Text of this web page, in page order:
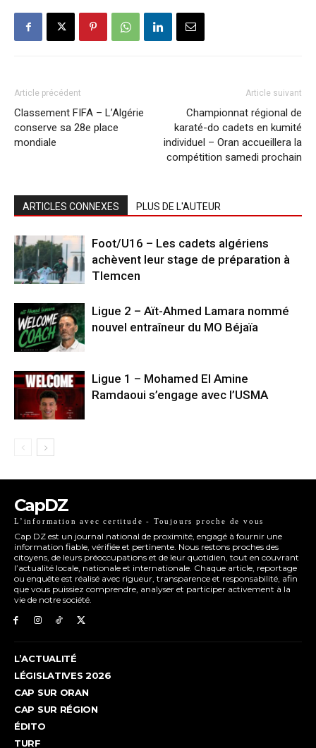
Article précédent
Classement FIFA – L’Algérie
conserve sa 28e place
mondiale
Article suivant
Championnat régional de
karaté-do cadets en kumité
individuel – Oran accueillera la
compétition samedi prochain
ARTICLES CONNEXES PLUS DE L'AUTEUR
Foot/U16 – Les cadets algériens
achèvent leur stage de préparation à
Tlemcen
Ligue 2 – Aït-Ahmed Lamara nommé
nouvel entraîneur du MO Béjaïa
Ligue 1 – Mohamed El Amine
Ramdaoui s’engage avec l’USMA
CapDZ
L’information avec certitude - Toujours proche de vous
Cap DZ est un journal national de proximité, engagé à fournir une
information fiable, vérifiée et pertinente. Nous restons proches des
citoyens, de leurs préoccupations et de leur quotidien, tout en couvrant
l’actualité locale, nationale et internationale. Chaque article, reportage
ou enquête est réalisé avec rigueur, transparence et responsabilité, afin
que vous puissiez comprendre, analyser et participer activement à la
vie de notre société.
L’ACTUALITÉ
LÉGISLATIVES 2026
CAP SUR ORAN
CAP SUR RÉGION
ÉDITO
TURF